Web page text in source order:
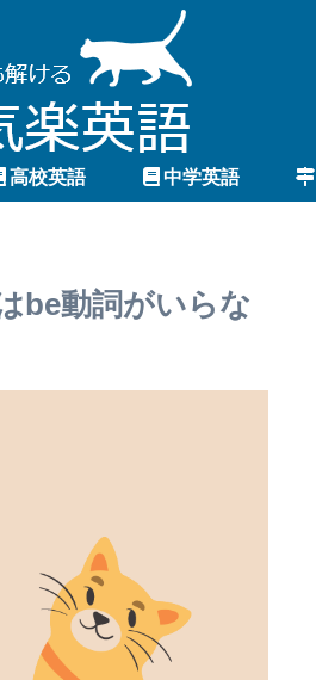
高校英語 中学英語
be動詞がいらな